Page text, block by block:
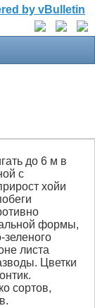
до 6 м в
с
хойи
формы,
листа
Цветки
сортов,